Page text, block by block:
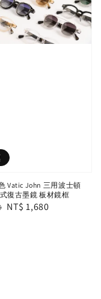
Vatic John 三用波士頓
復古墨鏡 板材鏡框
Sale
NT$ 1,680